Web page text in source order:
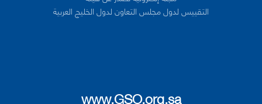
التقييس لدول مجلس التعاون لدول الخليج العربية
www.GSO.org.sa